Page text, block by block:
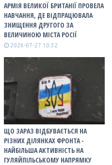
АРМІЯ ВЕЛИКОЇ БРИТАНІЇ ПРОВЕЛА
НАВЧАННЯ, ДЕ ВІДПРАЦЮВАЛА
ЗНИЩЕННЯ ДРУГОГО ЗА
ВЕЛИЧИНОЮ МІСТА РОСІЇ
2026-07-27 10:32
ЩО ЗАРАЗ ВІДБУВАЄТЬСЯ НА
РІЗНИХ ДІЛЯНКАХ ФРОНТА -
НАЙБІЛЬША АКТИВНІСТЬ НА
ГУЛЯЙПІЛЬСЬКОМУ НАПРЯМКУ